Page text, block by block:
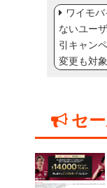
ワイモ
ないユー
引キャン
変更も対象
セ